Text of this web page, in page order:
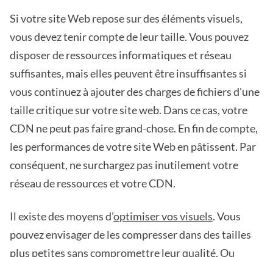
Si votre site Web repose sur des éléments visuels,
vous devez tenir compte de leur taille. Vous pouvez
disposer de ressources informatiques et réseau
suffisantes, mais elles peuvent être insuffisantes si
vous continuez à ajouter des charges de fichiers d'une
taille critique sur votre site web. Dans ce cas, votre
CDN ne peut pas faire grand-chose. En fin de compte,
les performances de votre site Web en pâtissent. Par
conséquent, ne surchargez pas inutilement votre
réseau de ressources et votre CDN.
Il existe des moyens d'optimiser vos visuels. Vous
pouvez envisager de les compresser dans des tailles
plus petites sans compromettre leur qualité. Ou